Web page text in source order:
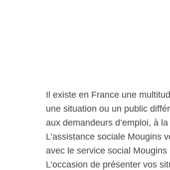
Il existe en France une
une situation ou un public
aux demandeurs d’emploi, à
L’assistance sociale Mougins
avec le service social
L’occasion de présenter vos